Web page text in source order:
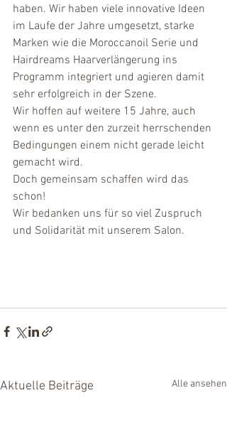
haben. Wir haben viele innovative Ideen
im Laufe der Jahre umgesetzt, starke
Marken wie die Moroccanoil Serie und
Hairdreams Haarverlängerung ins
Programm integriert und agieren damit
sehr erfolgreich in der Szene.
Wir hoffen auf weitere 15 Jahre, auch
wenn es unter den zurzeit herrschenden
Bedingungen einem nicht gerade leicht
gemacht wird.
Doch gemeinsam schaffen wird das
schon!
Wir bedanken uns für so viel Zuspruch
und Solidarität mit unserem Salon.
Aktuelle Beiträge Alle ansehen